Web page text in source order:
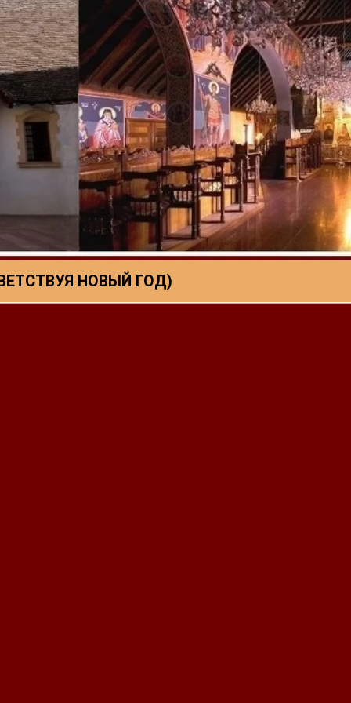
НОВЫЙ ГОД)